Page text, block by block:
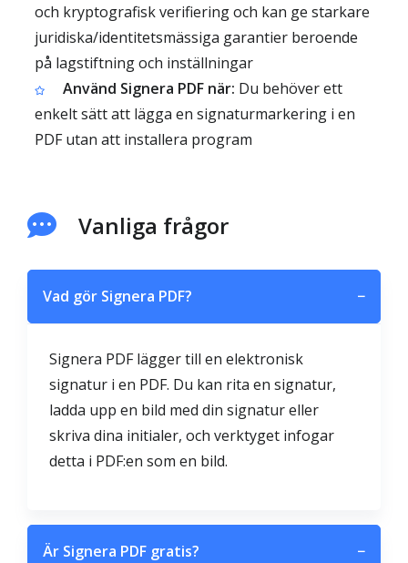
och kryptografisk verifiering och kan ge starkare
juridiska/identitetsmässiga garantier beroende
på lagstiftning och inställningar
Använd Signera PDF när: Du behöver ett
enkelt sätt att lägga en signaturmarkering i en
PDF utan att installera program
Vanliga frågor
Vad gör Signera PDF? −
Signera PDF lägger till en elektronisk
signatur i en PDF. Du kan rita en signatur,
ladda upp en bild med din signatur eller
skriva dina initialer, och verktyget infogar
detta i PDF:en som en bild.
Är Signera PDF gratis? −